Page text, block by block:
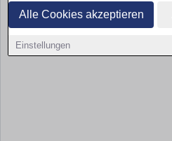
Alle Cookies akzeptieren
Einstellungen